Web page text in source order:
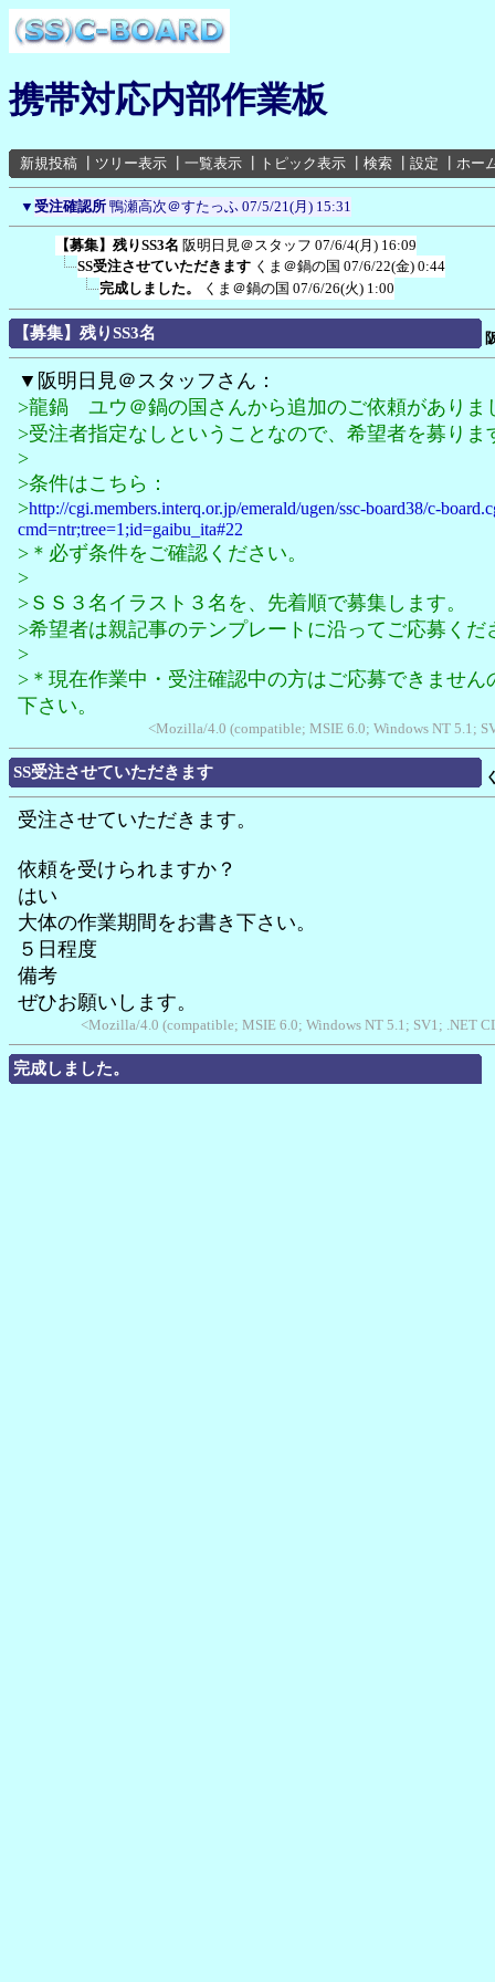
携帯対応内部作業板
新規投稿 ツリー表示 一覧表示 トピック表示 検索 設定 ホー
▼ 受注確認所 鴨瀬高次＠すたっふ 07/5/21(月) 15:31
【募集】残りSS3名 阪明日見＠スタッフ 07/6/4(月) 16:09
SS受注させていただきます くま＠鍋の国 07/6/22(金) 0:44
完成しました。
くま＠鍋の国 07/6/26(火) 1:00
【募集】残りSS3名
▼阪明日見＠スタッフさん：
>龍鍋 ユウ＠鍋の国さんから追加のご依頼がありま
>受注者指定なしということなので、希望者を募りま
>
>条件はこちら：
>http://cgi.members.interq.or.jp/emerald/ugen/ssc-board38/c-
cmd=ntr;tree=1;id=gaibu_ita#22
>＊必ず条件をご確認ください。
>
>ＳＳ３名イラスト３名を、先着順で募集します。
>希望者は親記事のテンプレートに沿ってご応募くだ
>
>＊現在作業中・受注確認中の方はご応募できません
下さい。
<Mozilla/4.0 (compatible; MSIE 6.0; Windows NT 5.1;
SS受注させていただきます
受注させていただきます。
依頼を受けられますか？
はい
大体の作業期間をお書き下さい。
５日程度
備考
ぜひお願いします。
<Mozilla/4.0 (compatible; MSIE 6.0; Windows NT 5.1; SV1; .NET
完成しました。